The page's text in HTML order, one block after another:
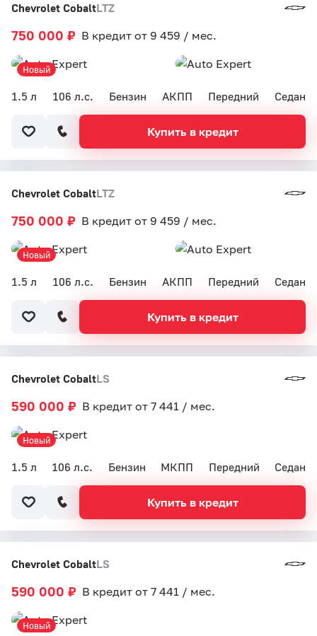
Chevrolet CobaltLTZ
1.5 л 106 л.с. Бензин АКПП Передний Седан
750 000 ₽ В кредит от 9 459 / мес.
Новый
Купить в кредит
Chevrolet CobaltLTZ
1.5 л 106 л.с. Бензин АКПП Передний Седан
750 000 ₽ В кредит от 9 459 / мес.
Новый
Купить в кредит
Chevrolet CobaltLS
1.5 л 106 л.с. Бензин МКПП Передний Седан
590 000 ₽ В кредит от 7 441 / мес.
Новый
Купить в кредит
Chevrolet CobaltLS
590 000 ₽ В кредит от 7 441 / мес.
Новый